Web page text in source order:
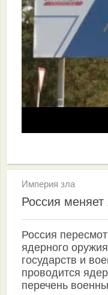
Империя зла
Россия
Россия
ядерного
государств и
проводится
перечень